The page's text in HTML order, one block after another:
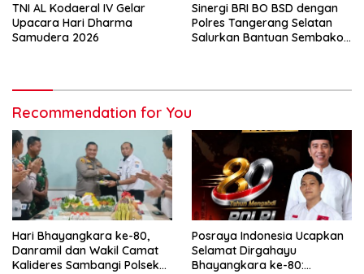
TNI AL Kodaeral IV Gelar
Upacara Hari Dharma
Samudera 2026
Sinergi BRI BO BSD dengan
Polres Tangerang Selatan
Salurkan Bantuan Sembako
Recommendation for You
Hari Bhayangkara ke-80,
Danramil dan Wakil Camat
Kalideres Sambangi Polsek
Posraya Indonesia Ucapkan
Selamat Dirgahayu
Bhayangkara ke-80: